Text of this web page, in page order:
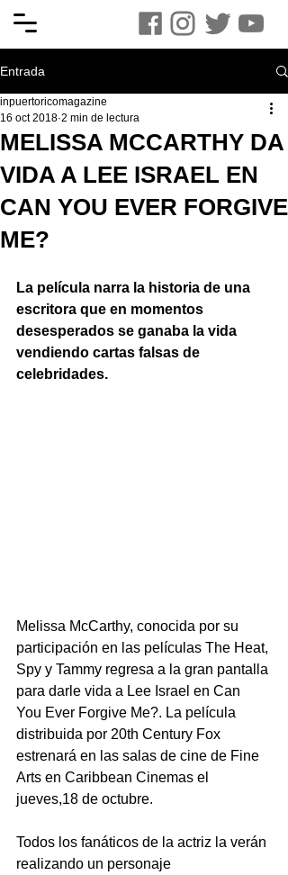
Entrada
MELISSA MCCARTHY DA
VIDA A LEE ISRAEL EN
CAN YOU EVER FORGIVE
ME?
inpuertoricomagazine
16 oct 2018 2 min de lectura
La película narra la historia de una
escritora que en momentos
desesperados se ganaba la vida
vendiendo cartas falsas de
celebridades.
Melissa McCarthy, conocida por su
participación en las películas The Heat,
Spy y Tammy regresa a la gran pantalla
para darle vida a Lee Israel en Can
You Ever Forgive Me?. La película
distribuida por 20th Century Fox
estrenará en las salas de cine de Fine
Arts en Caribbean Cinemas el
jueves,18 de octubre.
Todos los fanáticos de la actriz la verán
realizando un personaje